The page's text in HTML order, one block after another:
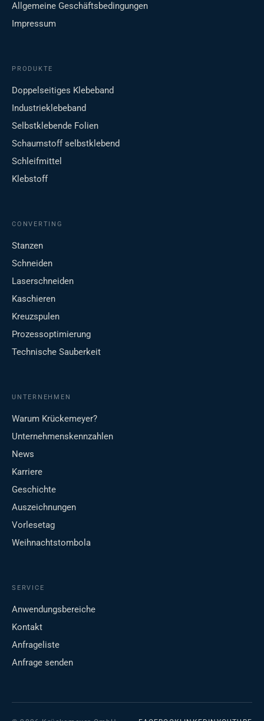
Allgemeine Geschäftsbedingungen
Impressum
PRODUKTE
Doppelseitiges Klebeband
Industrieklebeband
Selbstklebende Folien
Schaumstoff selbstklebend
Schleifmittel
Klebstoff
CONVERTING
Stanzen
Schneiden
Laserschneiden
Kaschieren
Kreuzspulen
Prozessoptimierung
Technische Sauberkeit
UNTERNEHMEN
Warum Krückemeyer?
Unternehmenskennzahlen
News
Karriere
Geschichte
Auszeichnungen
Vorlesetag
Weihnachtstombola
SERVICE
Anwendungsbereiche
Kontakt
Anfrageliste
Anfrage senden